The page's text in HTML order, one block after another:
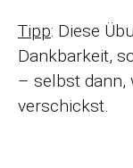
Tipp: Diese
Dankbarkeit,
– selbst dann,
verschickst.